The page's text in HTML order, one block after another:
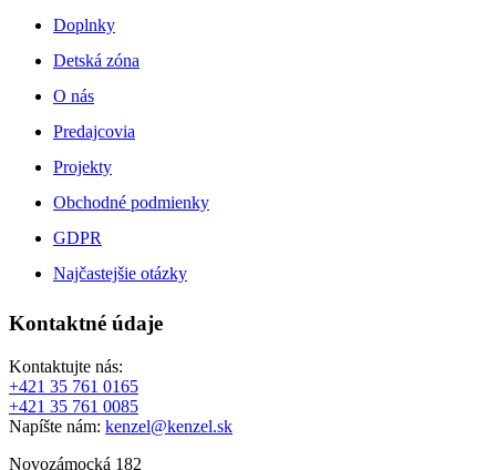
Doplnky
Detská zóna
O nás
Predajcovia
Projekty
Obchodné podmienky
GDPR
Najčastejšie otázky
Kontaktné údaje
Kontaktujte nás:
+421 35 761 0165
+421 35 761 0085
Napíšte nám: kenzel@kenzel.sk
Novozámocká 182